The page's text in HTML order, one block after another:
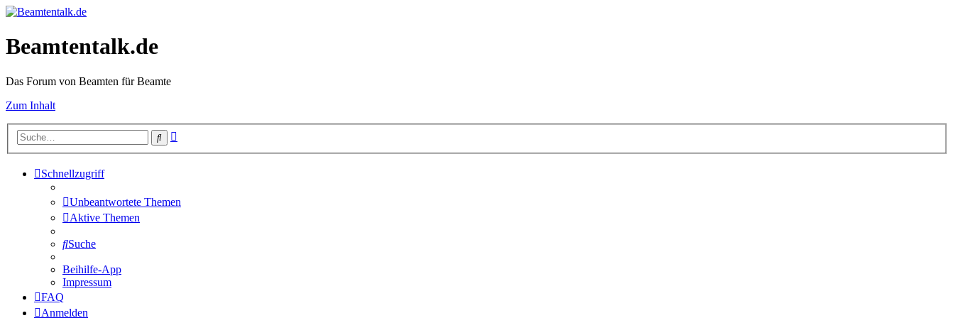
Beamtentalk.de
Das Forum von Beamten für Beamte
Zum Inhalt
Suche
Schnellzugriff
Unbeantwortete Themen
Aktive Themen
Suche
Beihilfe-App
Impressum
FAQ
Anmelden